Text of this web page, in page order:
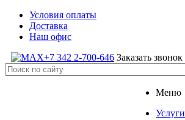
Условия оплаты
Доставка
Наш офис
+7 342 2-700-646 Заказать звонок
Меню
Услуги